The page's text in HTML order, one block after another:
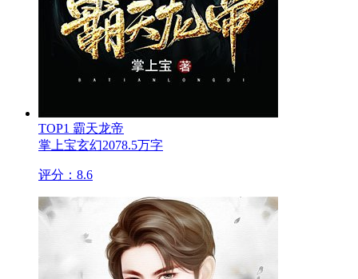
TOP1 霸天龙帝
掌上宝玄幻2078.5万字
评分：8.6